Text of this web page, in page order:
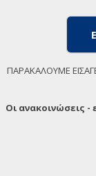
ΠΑΡΑΚΑΛΟΥΜΕ
Οι ανακοινώσεις -